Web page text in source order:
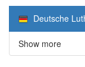
Deutsche
Show more